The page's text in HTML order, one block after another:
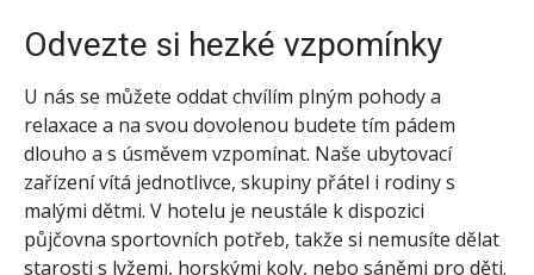
Odvezte si hezké vzpomínky
U nás se můžete oddat chvílím plným pohody a
relaxace a na svou dovolenou budete tím pádem
dlouho a s úsměvem vzpomínat. Naše ubytovací
zařízení vítá jednotlivce, skupiny přátel i rodiny s
malými dětmi. V hotelu je neustále k dispozici
půjčovna sportovních potřeb, takže si nemusíte dělat
starosti s lyžemi, horskými koly, nebo sáněmi pro děti.